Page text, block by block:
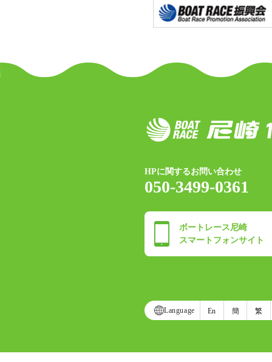
HPに関するお問い合わせ
050-3499-0361
ボートレース尼崎
スマートフォンサイト
Language En 簡 繁